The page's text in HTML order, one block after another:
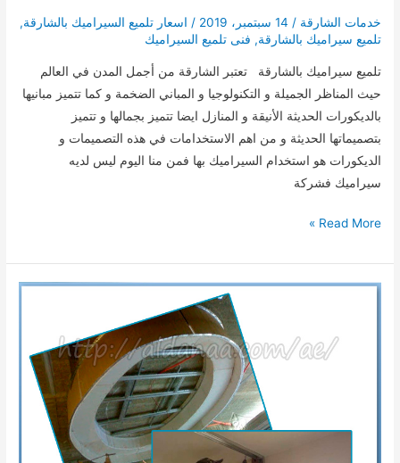
خدمات الشارقة / 14 سبتمبر، 2019 / اسعار تلميع السيراميك بالشارقة,
تلميع سيراميك بالشارقة, فنى تلميع السيراميك
تلميع سيراميك بالشارقة تعتبر الشارقة من أجمل المدن في العالم
حيث المناظر الجميلة و التكنولوجيا و المباني الضخمة و كما تتميز مبانيها
بالديكورات الحديثة الأنيقة و المنازل ايضا تتميز بجمالها و تتميز
بتصميماتها الحديثة و من اهم الاستخدامات في هذه التصميمات و
الديكورات هو استخدام السيراميك بها فمن منا اليوم ليس لديه
سيراميك فشركة
تلميع
بالشارقة
للايجار
Read More »